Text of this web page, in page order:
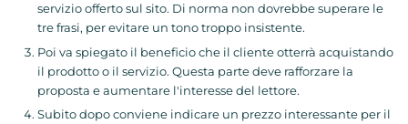
servizio offerto sul sito. Di norma non dovrebbe superare le
tre frasi, per evitare un tono troppo insistente.
Poi va spiegato il beneficio che il cliente otterrà acquistando
il prodotto o il servizio. Questa parte deve rafforzare la
proposta e aumentare l'interesse del lettore.
Subito dopo conviene indicare un prezzo interessante per il